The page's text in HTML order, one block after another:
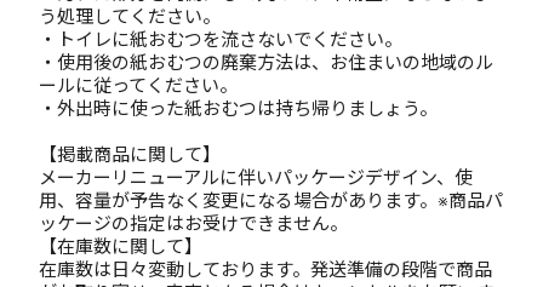
う処理してください。
・トイレに紙おむつを流さないでください。
・使用後の紙おむつの廃棄方法は、お住まいの地域のル
ールに従ってください。
・外出時に使った紙おむつは持ち帰りましょう。
【掲載商品に関して】
メーカーリニューアルに伴いパッケージデザイン、使
用、容量が予告なく変更になる場合があります。※商品パ
ッケージの指定はお受けできません。
【在庫数に関して】
在庫数は日々変動しております。発送準備の段階で商品